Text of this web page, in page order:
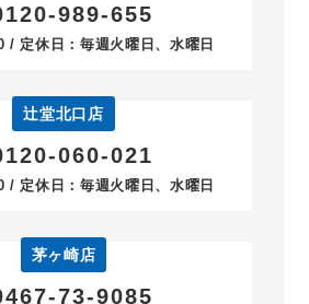
989-655
/ 定休日：毎週火曜日、水曜日
辻堂北口店
060-021
/ 定休日：毎週火曜日、水曜日
茅ヶ崎店
73-9085